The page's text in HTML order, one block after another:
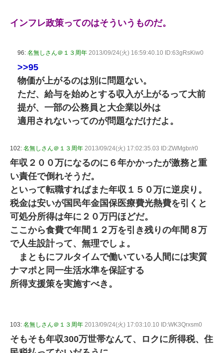
インフレ政策ってのはそういうものだ。
96: 名無しさん＠１３周年 2013/09/24(火) 16:59:40.10 ID:63gRsKiw0
>>95
物価が上がるのは別に問題ない。
ただ、給与を始めとする収入が上がるって大前
提が、一部の公務員と大企業以外は
適用されないってのが問題なだけだよ。
102: 名無しさん＠１３周年 2013/09/24(火) 17:02:35.03 ID:ZWMgbr/r0
年収２００万になるのに６年かかったが激務と重
い責任で倒れそうだ。
といって転職すればまた年収１５０万に逆戻り。
税金は安いが国民年金国保医療費光熱費を引くと
可処分所得は年に２０万円ほどだ。
ここから食費で年間１２万を引き残りの年間８万
で人生設計って、無理でしょ。
まともにフルタイムで働いている人間には実質
ナマポと同一生活水準を保証する
所得支援策を実施すべき。
103: 名無しさん＠１３周年 2013/09/24(火) 17:03:10.10 ID:WK3Qrxsm0
そもそも年収300万世帯なんて、ロクに所得税、住